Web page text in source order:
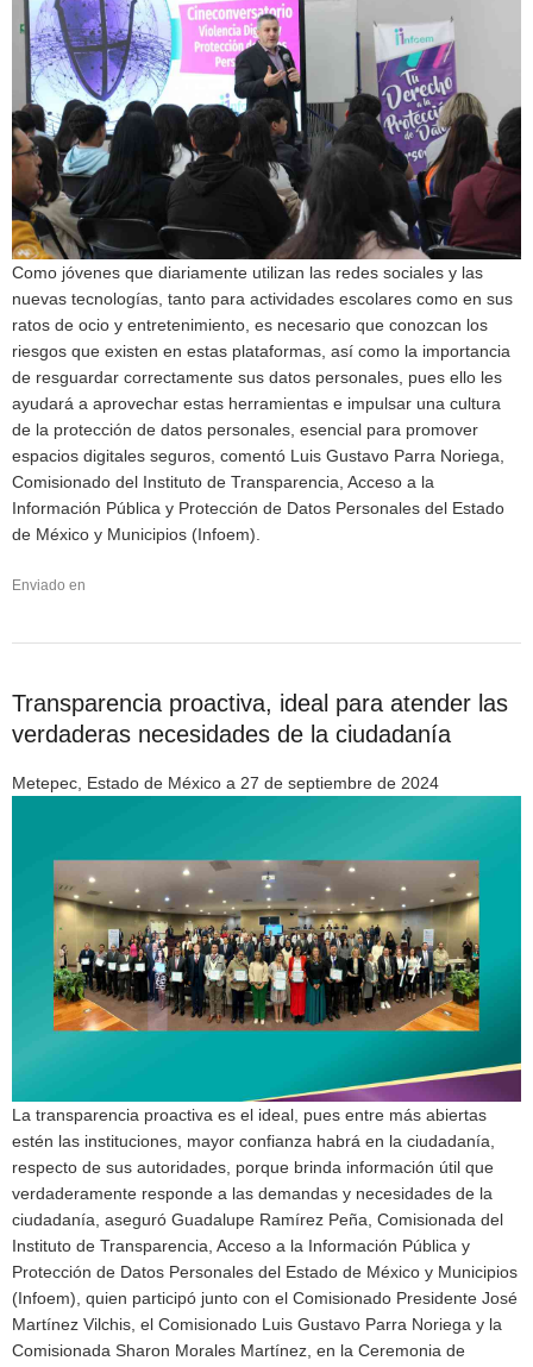
Como jóvenes que diariamente utilizan las redes sociales y las
nuevas tecnologías, tanto para actividades escolares como en sus
ratos de ocio y entretenimiento, es necesario que conozcan los
riesgos que existen en estas plataformas, así como la importancia
de resguardar correctamente sus datos personales, pues ello les
ayudará a aprovechar estas herramientas e impulsar una cultura
de la protección de datos personales, esencial para promover
espacios digitales seguros, comentó Luis Gustavo Parra Noriega,
Comisionado del Instituto de Transparencia, Acceso a la
Información Pública y Protección de Datos Personales del Estado
de México y Municipios (Infoem).
Enviado en
Transparencia proactiva, ideal para atender las
verdaderas necesidades de la ciudadanía
Metepec, Estado de México a 27 de septiembre de 2024
La transparencia proactiva es el ideal, pues entre más abiertas
estén las instituciones, mayor confianza habrá en la ciudadanía,
respecto de sus autoridades, porque brinda información útil que
verdaderamente responde a las demandas y necesidades de la
ciudadanía, aseguró Guadalupe Ramírez Peña, Comisionada del
Instituto de Transparencia, Acceso a la Información Pública y
Protección de Datos Personales del Estado de México y Municipios
(Infoem), quien participó junto con el Comisionado Presidente José
Martínez Vilchis, el Comisionado Luis Gustavo Parra Noriega y la
Comisionada Sharon Morales Martínez, en la Ceremonia de